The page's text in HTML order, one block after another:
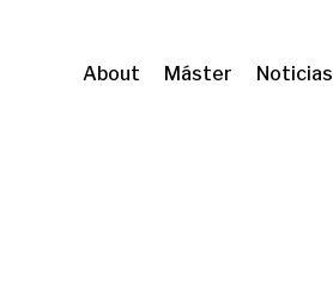
About Máster Noticias